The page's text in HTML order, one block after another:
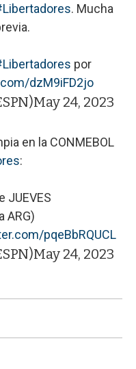
. Mucha
por
dzM9iFD2jo
May 24, 2023
en la CONMEBOL
:
JUEVES
ARG)
pqeBbRQUCL
May 24, 2023